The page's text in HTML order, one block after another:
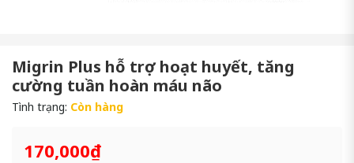
Migrin Plus hỗ trợ hoạt huyết, tăng
cường tuần hoàn máu não
Tình trạng: Còn hàng
170,000₫